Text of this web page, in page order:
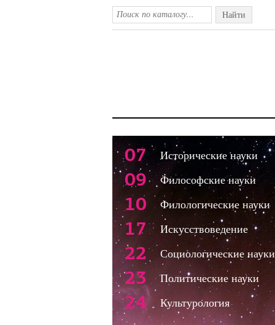
Найти
07 Исторические науки
09 Философские науки
10 Филологические науки
17 Искусствоведение
22 Социологические науки
23 Политические науки
24 Культурология